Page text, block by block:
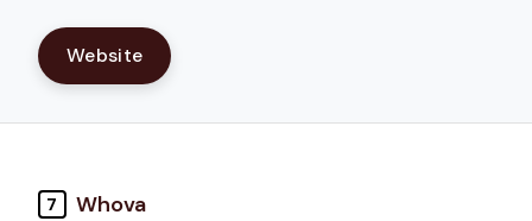
Website
7 Whova